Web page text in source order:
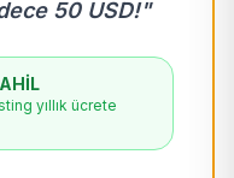
50 USD!"
yıllık ücrete